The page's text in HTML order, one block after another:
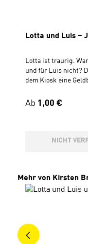
Lotta und Luis –
Lotta ist traurig.
und für Luis nicht?
dem Kiosk eine
Ordnung ist. Lotta
Geschichte aus der
Regulärer Preis:
Ab 1,00 €
NICHT
Produktgalerie
Mehr von Kirsten